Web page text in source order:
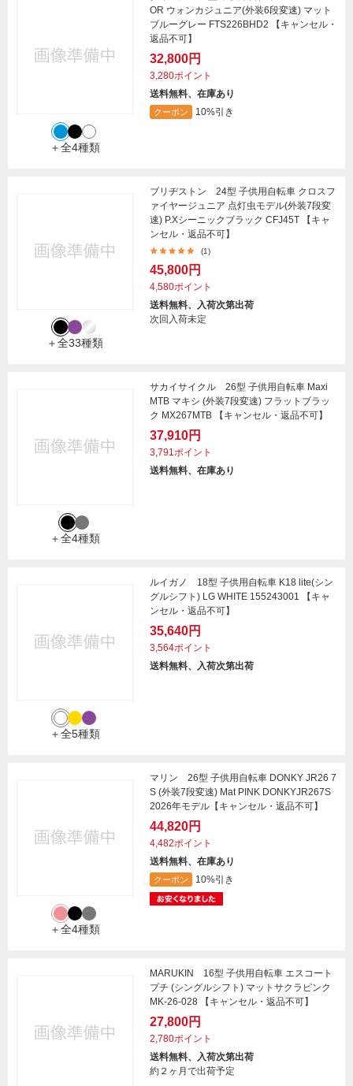
＋全4種類
OR ウォンカジュニア(外装6段変速) マット
ブルーグレー FTS226BHD2 【キャンセル・
返品不可】
32,800円
3,280ポイント
送料無料、在庫あり
クーポン 10%引き
＋全33種類
ブリヂストン 24型 子供用自転車 クロスフ
ァイヤージュニア 点灯虫モデル(外装7段変
速) P.Xシーニックブラック CFJ45T 【キャ
ンセル・返品不可】
(1)
45,800円
4,580ポイント
送料無料、入荷次第出荷
次回入荷未定
＋全4種類
サカイサイクル 26型 子供用自転車 Maxi
MTB マキシ (外装7段変速) フラットブラッ
ク MX267MTB 【キャンセル・返品不可】
37,910円
3,791ポイント
送料無料、在庫あり
＋全5種類
ルイガノ 18型 子供用自転車 K18 lite(シン
グルシフト) LG WHITE 155243001 【キャ
ンセル・返品不可】
35,640円
3,564ポイント
送料無料、入荷次第出荷
＋全4種類
マリン 26型 子供用自転車 DONKY JR26 7
S (外装7段変速) Mat PINK DONKYJR267S
2026年モデル【キャンセル・返品不可】
44,820円
4,482ポイント
送料無料、在庫あり
クーポン 10%引き
MARUKIN 16型 子供用自転車 エスコート
プチ (シングルシフト) マットサクラピンク
MK-26-028 【キャンセル・返品不可】
27,800円
2,780ポイント
送料無料、入荷次第出荷
約２ヶ月で出荷予定